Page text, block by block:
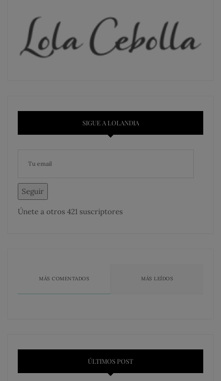
SIGUE A LOLANDIA
Seguir
Únete a otros 421 suscriptores
MÁS COMENTADOS MÁS LEÍDOS
ÚLTIMOS POST